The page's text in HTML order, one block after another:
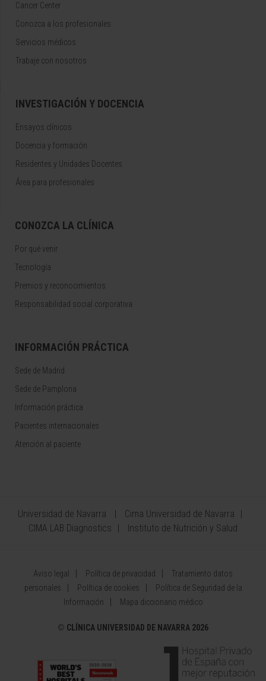
Cancer Center
Conozca a los profesionales
Servicios médicos
Trabaje con nosotros
INVESTIGACIÓN Y DOCENCIA
Ensayos clínicos
Docencia y formación
Residentes y Unidades Docentes
Área para profesionales
CONOZCA LA CLÍNICA
Por qué venir
Tecnología
Premios y reconocimientos
Responsabilidad social corporativa
INFORMACIÓN PRÁCTICA
Sede de Madrid
Sede de Pamplona
Información práctica
Pacientes internacionales
Atención al paciente
Universidad de Navarra
Cima Universidad de Navarra
CIMA LAB Diagnostics
Instituto de Nutrición y Salud
Aviso legal Política de privacidad
Tratamiento datos
personales
Política de cookies
Política de Seguridad de la
Información
Mapa diccionario médico
© CLÍNICA UNIVERSIDAD DE NAVARRA 2026